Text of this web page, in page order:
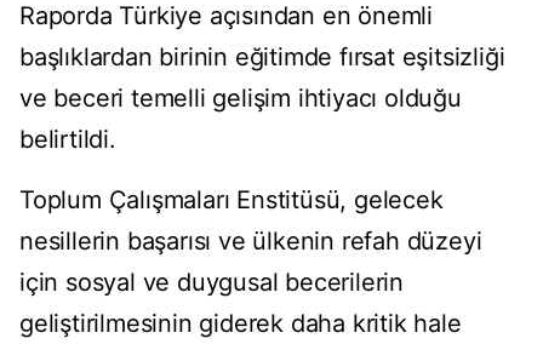
Raporda Türkiye açısından en önemli
başlıklardan birinin eğitimde fırsat eşitsizliği
ve beceri temelli gelişim ihtiyacı olduğu
belirtildi.
Toplum Çalışmaları Enstitüsü, gelecek
nesillerin başarısı ve ülkenin refah düzeyi
için sosyal ve duygusal becerilerin
geliştirilmesinin giderek daha kritik hale